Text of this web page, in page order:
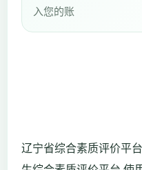
入您的账
辽宁省综合素质评价平